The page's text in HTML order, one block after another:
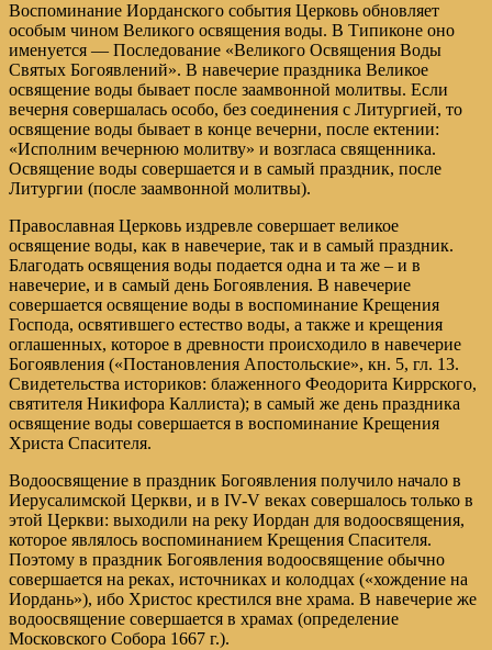
Воспоминание Иорданского события Церковь обновляет
особым чином Великого освящения воды. В Типиконе оно
именуется — Последование «Великого Освящения Воды
Святых Богоявлений». В навечерие праздника Великое
освящение воды бывает после заамвонной молитвы. Если
вечерня совершалась особо, без соединения с Литургией, то
освящение воды бывает в конце вечерни, после ектении:
«Исполним вечернюю молитву» и возгласа священника.
Освящение воды совершается и в самый праздник, после
Литургии (после заамвонной молитвы).
Православная Церковь издревле совершает великое
освящение воды, как в навечерие, так и в самый праздник.
Благодать освящения воды подается одна и та же – и в
навечерие, и в самый день Богоявления. В навечерие
совершается освящение воды в воспоминание Крещения
Господа, освятившего естество воды, а также и крещения
оглашенных, которое в древности происходило в навечерие
Богоявления («Постановления Апостольские», кн. 5, гл. 13.
Свидетельства историков: блаженного Феодорита Киррского,
святителя Никифора Каллиста); в самый же день праздника
освящение воды совершается в воспоминание Крещения
Христа Спасителя.
Водоосвящение в праздник Богоявления получило начало в
Иерусалимской Церкви, и в IV-V веках совершалось только в
этой Церкви: выходили на реку Иордан для водоосвящения,
которое являлось воспоминанием Крещения Спасителя.
Поэтому в праздник Богоявления водоосвящение обычно
совершается на реках, источниках и колодцах («хождение на
Иордань»), ибо Христос крестился вне храма. В навечерие же
водоосвящение совершается в храмах (определение
Московского Собора 1667 г.).